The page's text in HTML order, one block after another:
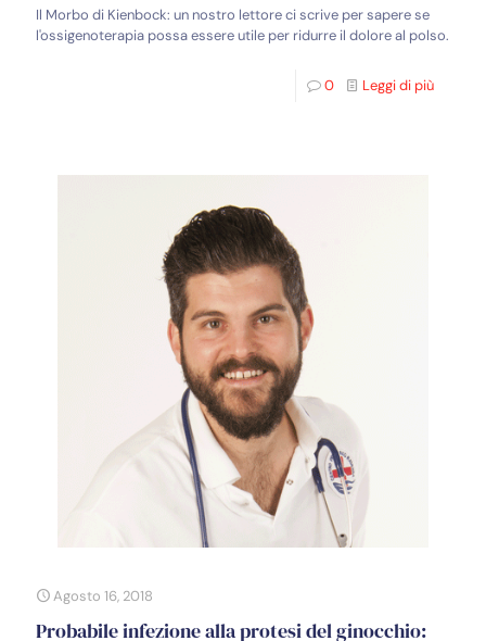
Il Morbo di Kienbock: un nostro lettore ci scrive per sapere se
l'ossigenoterapia possa essere utile per ridurre il dolore al polso.
0 Leggi di più
Agosto 16, 2018
Probabile infezione alla protesi del ginocchio: